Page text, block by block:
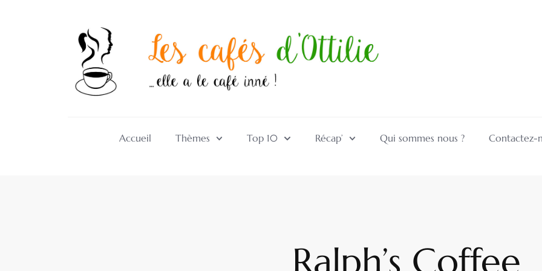
Accueil Thèmes Top 10 Récap’ Qui sommes nous ? Contactez-
Ralph’s Coffee